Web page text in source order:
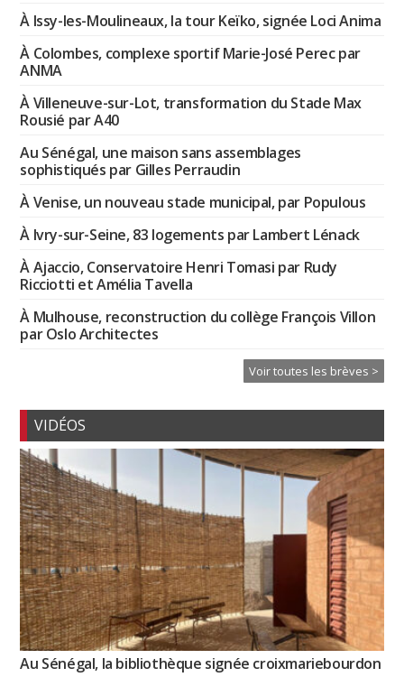
À Issy-les-Moulineaux, la tour Keïko, signée Loci Anima
À Colombes, complexe sportif Marie-José Perec par
ANMA
À Villeneuve-sur-Lot, transformation du Stade Max
Rousié par A40
Au Sénégal, une maison sans assemblages
sophistiqués par Gilles Perraudin
À Venise, un nouveau stade municipal, par Populous
À Ivry-sur-Seine, 83 logements par Lambert Lénack
À Ajaccio, Conservatoire Henri Tomasi par Rudy
Ricciotti et Amélia Tavella
À Mulhouse, reconstruction du collège François Villon
par Oslo Architectes
Voir toutes les brèves >
VIDÉOS
Au Sénégal, la bibliothèque signée croixmariebourdon